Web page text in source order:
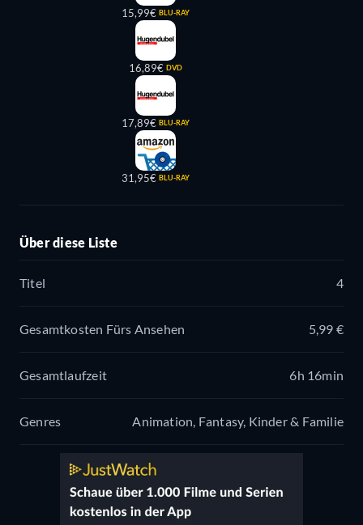
15,99€ BLU-RAY
16,89€ DVD
17,89€ BLU-RAY
31,95€ BLU-RAY
Über diese Liste
Titel 4
Gesamtkosten Fürs Ansehen 5,99 €
Gesamtlaufzeit 6h 16min
Genres Animation, Fantasy, Kinder & Familie